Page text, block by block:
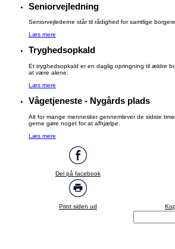
Seniorvejledning
Seniorvejlederne står til rådighed for samtlige
Læs mere
Tryghedsopkald
Et tryghedsopkald er en daglig opringning til ældre
at være alene.
Læs mere
Vågetjeneste - Nygårds plads
Alt for mange mennesker gennemlever de sidste
gerne gøre noget for at afhjælpe.
Læs mere
Del på facebook
Print siden ud